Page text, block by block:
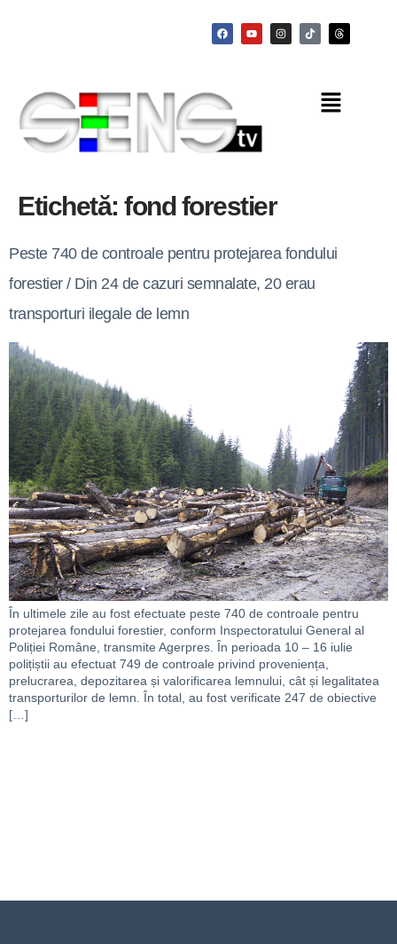
Etichetă: fond forestier
Peste 740 de controale pentru protejarea fondului
forestier / Din 24 de cazuri semnalate, 20 erau
transporturi ilegale de lemn
În ultimele zile au fost efectuate peste 740 de controale pentru
protejarea fondului forestier, conform Inspectoratului General al
Poliției Române, transmite Agerpres. În perioada 10 – 16 iulie
polițiștii au efectuat 749 de controale privind proveniența,
prelucrarea, depozitarea și valorificarea lemnului, cât și legalitatea
transporturilor de lemn. În total, au fost verificate 247 de obiective
[…]